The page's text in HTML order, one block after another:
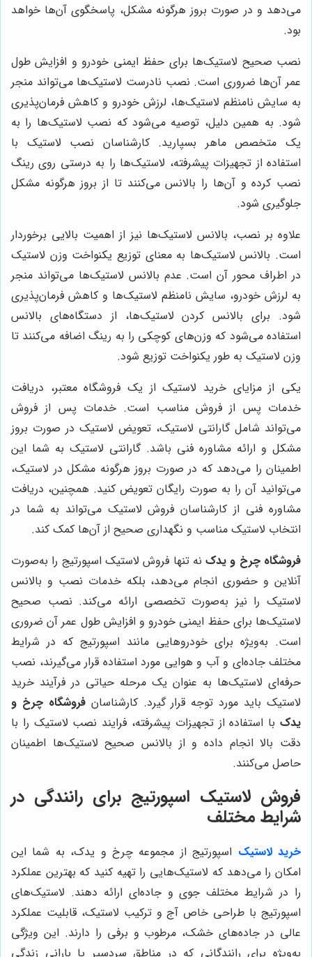
می‌دهد و در صورت بروز هرگونه مشکل، پاسخگوی آن‌ها خواهد
بود.
نصب صحیح لاستیک‌ها برای حفظ ایمنی خودرو و افزایش طول
عمر آن‌ها ضروری است. نصب نادرست لاستیک‌ها می‌تواند منجر
به سایش نامنظم لاستیک‌ها، لرزش خودرو و کاهش فرمان‌پذیری
شود. به همین دلیل، توصیه می‌شود که نصب لاستیک‌ها را به
یک متخصص ماهر بسپارید. کارشناسان نصب لاستیک با
استفاده از تجهیزات پیشرفته، لاستیک‌ها را به درستی روی رینگ
نصب کرده و آن‌ها را بالانس می‌کنند تا از بروز هرگونه مشکل
جلوگیری شود.
علاوه بر نصب، بالانس لاستیک‌ها نیز از اهمیت بالایی برخوردار
است. بالانس لاستیک‌ها به معنای توزیع یکنواخت وزن لاستیک
در اطراف محور آن است. عدم بالانس لاستیک‌ها می‌تواند منجر
به لرزش خودرو، سایش نامنظم لاستیک‌ها و کاهش فرمان‌پذیری
شود. برای بالانس کردن لاستیک‌ها، از دستگاه‌های بالانس
استفاده می‌شود که وزن‌های کوچکی را به رینگ اضافه می‌کنند تا
وزن لاستیک به طور یکنواخت توزیع شود.
یکی از مزایای خرید لاستیک از یک فروشگاه معتبر، دریافت
خدمات پس از فروش مناسب است. خدمات پس از فروش
می‌تواند شامل گارانتی لاستیک، تعویض لاستیک در صورت بروز
مشکل و ارائه مشاوره فنی باشد. گارانتی لاستیک به شما این
اطمینان را می‌دهد که در صورت بروز هرگونه مشکل در لاستیک،
می‌توانید آن را به صورت رایگان تعویض کنید. همچنین، دریافت
مشاوره فنی از کارشناسان فروش لاستیک می‌تواند به شما در
انتخاب لاستیک مناسب و نگهداری صحیح از آن‌ها کمک کند.
فروشگاه چرخ و یدکنه تنها فروش لاستیک اسپورتیج را به‌صورت
آنلاین و حضوری انجام می‌دهد، بلکه خدمات نصب و بالانس
لاستیک را نیز به‌صورت تخصصی ارائه می‌کند. نصب صحیح
لاستیک‌ها برای حفظ ایمنی خودرو و افزایش طول عمر آن ضروری
است. به‌ویژه برای خودروهایی مانند اسپورتیج که در شرایط
مختلف جاده‌ای و آب و هوایی مورد استفاده قرار می‌گیرند، نصب
حرفه‌ای لاستیک‌ها به‌ عنوان یک مرحله حیاتی در فرآیند خرید
لاستیک باید مورد توجه قرار گیرد. کارشناسانفروشگاه چرخ و
یدک با استفاده از تجهیزات پیشرفته، فرایند نصب لاستیک را با
دقت بالا انجام داده و از بالانس صحیح لاستیک‌ها اطمینان
حاصل می‌کنند.
فروش لاستیک اسپورتیج برای رانندگی در
شرایط مختلف
خرید لاستیک اسپورتیج از مجموعه چرخ و یدک، به شما این
امکان را می‌دهد که لاستیک‌هایی را تهیه کنید که بهترین عملکرد
را در شرایط مختلف جوی و جاده‌ای ارائه دهند. لاستیک‌های
اسپورتیج با طراحی خاص آج و ترکیب لاستیک، قابلیت عملکرد
عالی در جاده‌های خشک، مرطوب و برفی را دارند. این ویژگی
به‌ویژه برای رانندگانی که در مناطق سردسیر یا بارانی زندگی